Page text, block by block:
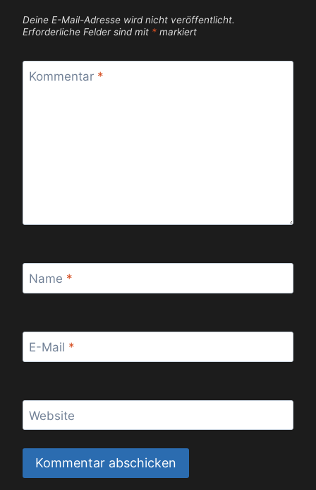
Deine E-Mail-Adresse wird nicht veröffentlicht.
Erforderliche Felder sind mit * markiert
Kommentar *
Name *
E-Mail *
Website